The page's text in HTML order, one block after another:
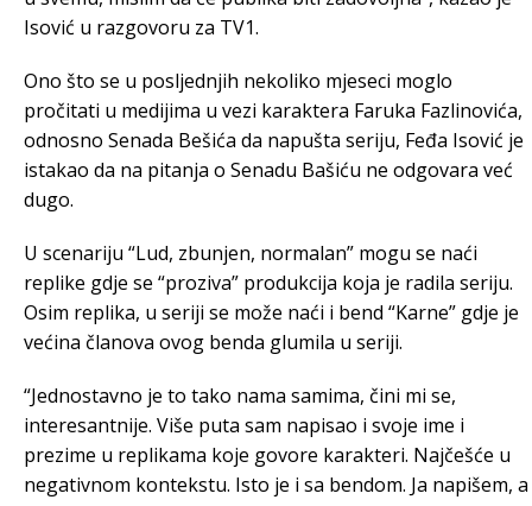
Isović u razgovoru za TV1.
Ono što se u posljednjih nekoliko mjeseci moglo
pročitati u medijima u vezi karaktera Faruka Fazlinovića,
odnosno Senada Bešića da napušta seriju, Feđa Isović je
istakao da na pitanja o Senadu Bašiću ne odgovara već
dugo.
U scenariju “Lud, zbunjen, normalan” mogu se naći
replike gdje se “proziva” produkcija koja je radila seriju.
Osim replika, u seriji se može naći i bend “Karne” gdje je
većina članova ovog benda glumila u seriji.
“Jednostavno je to tako nama samima, čini mi se,
interesantnije. Više puta sam napisao i svoje ime i
prezime u replikama koje govore karakteri. Najčešće u
negativnom kontekstu. Isto je i sa bendom. Ja napišem, a